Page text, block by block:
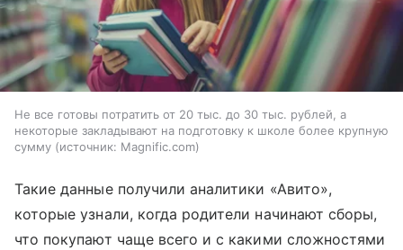
Не все готовы потратить от 20 тыс. до 30 тыс. рублей, а
некоторые закладывают на подготовку к школе более крупную
сумму
источник: Magnific.com
Такие данные получили аналитики «Авито»,
которые узнали, когда родители начинают сборы,
что покупают чаще всего и с какими сложностями